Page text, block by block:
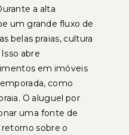
a alta
um grande fluxo de
belas praias, cultura
abre
em imóveis
como
O aluguel por
uma fonte de
sobre o